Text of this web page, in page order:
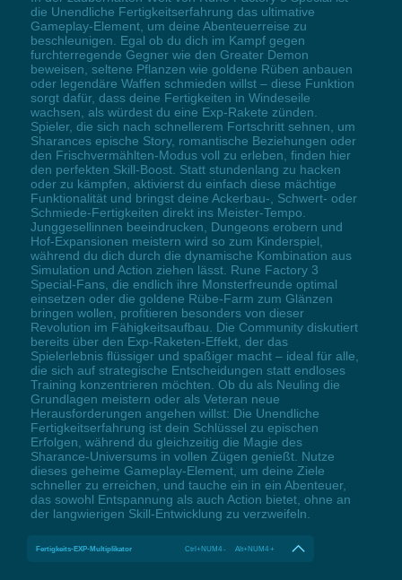
die Unendliche Fertigkeitserfahrung das ultimative
Gameplay-Element, um deine Abenteuerreise zu
beschleunigen. Egal ob du dich im Kampf gegen
furchterregende Gegner wie den Greater Demon
beweisen, seltene Pflanzen wie goldene Rüben anbauen
oder legendäre Waffen schmieden willst – diese Funktion
sorgt dafür, dass deine Fertigkeiten in Windeseile
wachsen, als würdest du eine Exp-Rakete zünden.
Spieler, die sich nach schnellerem Fortschritt sehnen, um
Sharances epische Story, romantische Beziehungen oder
den Frischvermählten-Modus voll zu erleben, finden hier
den perfekten Skill-Boost. Statt stundenlang zu hacken
oder zu kämpfen, aktivierst du einfach diese mächtige
Funktionalität und bringst deine Ackerbau-, Schwert- oder
Schmiede-Fertigkeiten direkt ins Meister-Tempo.
Junggesellinnen beeindrucken, Dungeons erobern und
Hof-Expansionen meistern wird so zum Kinderspiel,
während du dich durch die dynamische Kombination aus
Simulation und Action ziehen lässt. Rune Factory 3
Special-Fans, die endlich ihre Monsterfreunde optimal
einsetzen oder die goldene Rübe-Farm zum Glänzen
bringen wollen, profitieren besonders von dieser
Revolution im Fähigkeitsaufbau. Die Community diskutiert
bereits über den Exp-Raketen-Effekt, der das
Spielerlebnis flüssiger und spaßiger macht – ideal für alle,
die sich auf strategische Entscheidungen statt endloses
Training konzentrieren möchten. Ob du als Neuling die
Grundlagen meistern oder als Veteran neue
Herausforderungen angehen willst: Die Unendliche
Fertigkeitserfahrung ist dein Schlüssel zu epischen
Erfolgen, während du gleichzeitig die Magie des
Sharance-Universums in vollen Zügen genießt. Nutze
dieses geheime Gameplay-Element, um deine Ziele
schneller zu erreichen, und tauche ein in ein Abenteuer,
das sowohl Entspannung als auch Action bietet, ohne an
der langwierigen Skill-Entwicklung zu verzweifeln.
Fertigkeits-EXP-Multiplikator Ctrl+NUM4 - Alt+NUM4 +